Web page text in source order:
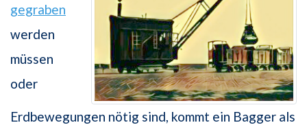
gegraben
werden
müssen
oder
Erdbewegungen nötig sind, kommt ein Bagger als